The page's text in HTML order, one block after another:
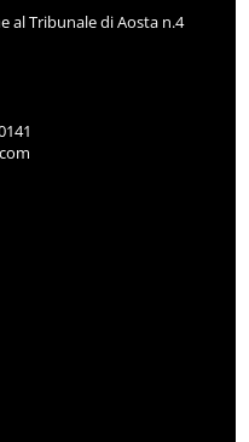
al Tribunale di Aosta n.4